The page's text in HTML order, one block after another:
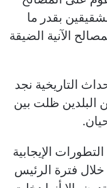
بقدر ما
الآنية الضيقة
التاريخية نجد
البلدين ظلت بين
الإيجابية
خلال فترة الرئيس